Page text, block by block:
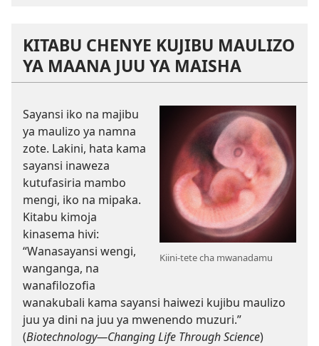
KITABU CHENYE KUJIBU MAULIZO
YA MAANA JUU YA MAISHA
Kiini-tete cha mwanadamu
Sayansi iko na majibu
ya maulizo ya namna
zote. Lakini, hata kama
sayansi inaweza
kutufasiria mambo
mengi, iko na mipaka.
Kitabu kimoja
kinasema hivi:
“Wanasayansi wengi,
wanganga, na
wanafilozofia
wanakubali kama sayansi haiwezi kujibu maulizo
juu ya dini na juu ya mwenendo muzuri.”
(Biotechnology—Changing Life Through Science)